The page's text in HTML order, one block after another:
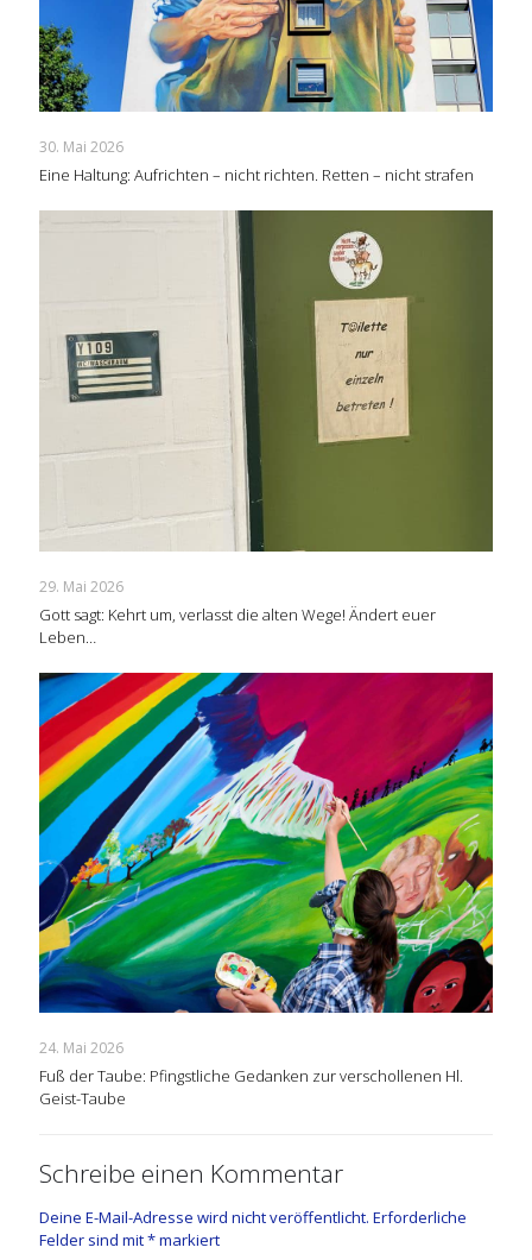
30. Mai 2026
Eine Haltung: Aufrichten – nicht richten. Retten – nicht strafen
29. Mai 2026
Gott sagt: Kehrt um, verlasst die alten Wege! Ändert euer
Leben…
24. Mai 2026
Fuß der Taube: Pfingstliche Gedanken zur verschollenen Hl.
Geist-Taube
Schreibe einen Kommentar
Deine E-Mail-Adresse wird nicht veröffentlicht. Erforderliche
Felder sind mit*markiert